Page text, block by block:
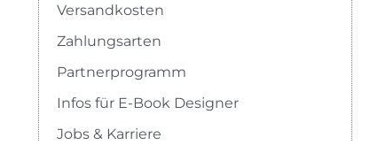
Versandkosten
Zahlungsarten
Partnerprogramm
Infos für E-Book Designer
Jobs & Karriere